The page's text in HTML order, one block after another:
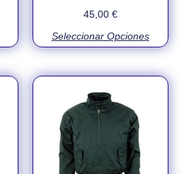
45,00 €
Seleccionar Opciones